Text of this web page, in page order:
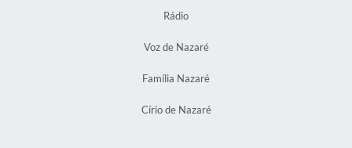
Rádio
Voz de Nazaré
Família Nazaré
Círio de Nazaré